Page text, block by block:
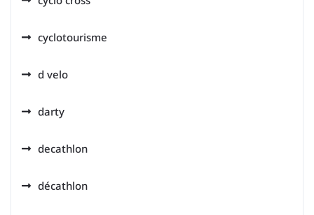
cyclotourisme
d velo
darty
decathlon
décathlon